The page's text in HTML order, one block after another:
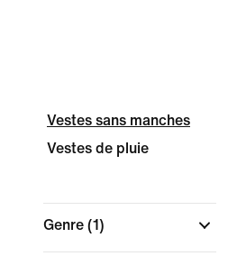
Vestes sans manches
Vestes de pluie
Genre (1)